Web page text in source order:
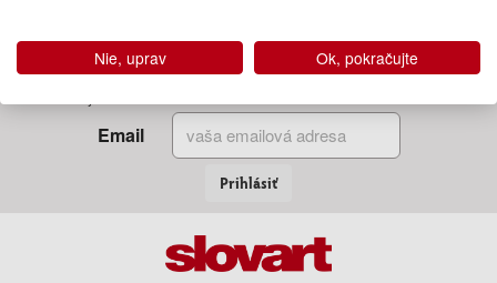
Zadajte Váš email
Email
Prihlásiť
Nie, uprav Ok, pokračujte